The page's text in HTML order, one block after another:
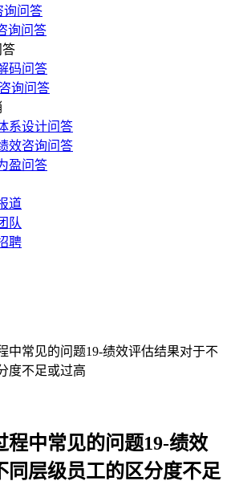
询问答
询问答
答
码问答
询问答
系设计问答
效咨询问答
盈问答
道
队
聘
中常见的问题19-绩效评估结果对于不
度不足或过高
程中常见的问题19-绩效
同层级员工的区分度不足